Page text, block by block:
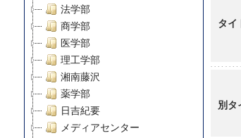
法学部
商学部
医学部
理工学部
湘南藤沢
薬学部
日吉紀要
メディアセンター
タイ
別タ